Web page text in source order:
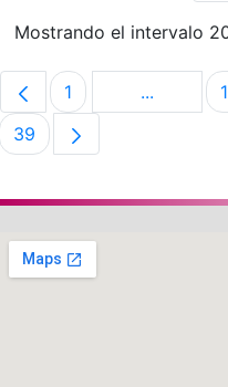
Mostrando el intervalo
Página
1 ...Páginas
Página
39